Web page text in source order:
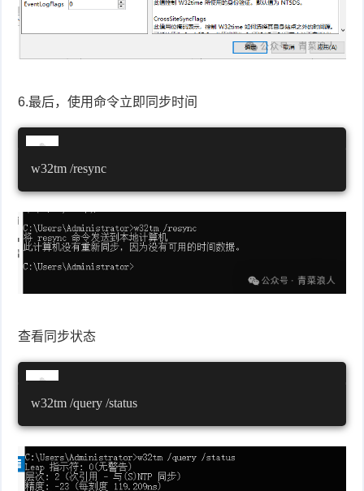
6.最后，使用命令立即同步时间
w32tm /resync
查看同步状态
w32tm /query /status